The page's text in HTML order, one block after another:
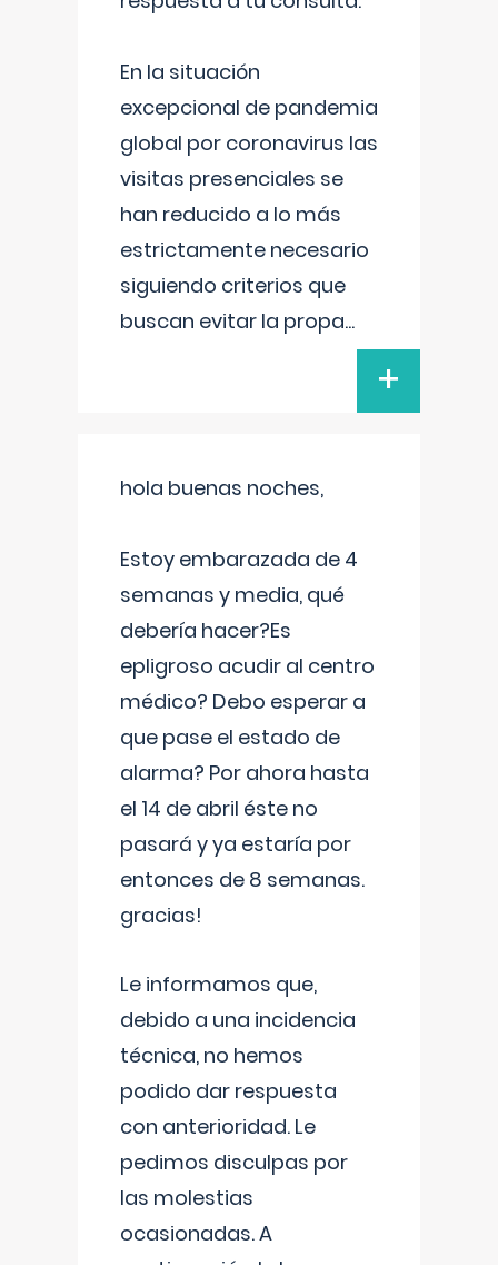
En la situación
excepcional de pandemia
global por coronavirus las
visitas presenciales se
han reducido a lo más
estrictamente necesario
siguiendo criterios que
buscan evitar la propa...
+
hola buenas noches,
Estoy embarazada de 4
semanas y media, qué
debería hacer?Es
epligroso acudir al centro
médico? Debo esperar a
que pase el estado de
alarma? Por ahora hasta
el 14 de abril éste no
pasará y ya estaría por
entonces de 8 semanas.
gracias!
Le informamos que,
debido a una incidencia
técnica, no hemos
podido dar respuesta
con anterioridad. Le
pedimos disculpas por
las molestias
ocasionadas. A